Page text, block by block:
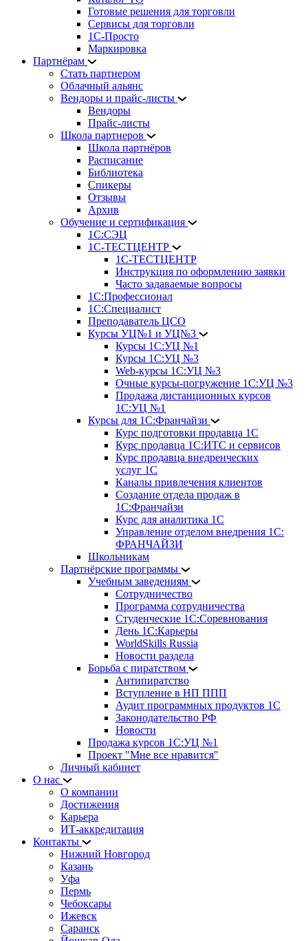
Готовые решения для торговли
Сервисы для торговли
1С-Просто
Маркировка
Партнёрам
Стать партнером
Облачный альянс
Вендоры и прайс-листы
Вендоры
Прайс-листы
Школа партнеров
Школа партнёров
Расписание
Библиотека
Спикеры
Отзывы
Архив
Обучение и сертификация
1С:СЭЦ
1С-ТЕСТЦЕНТР
1С-ТЕСТЦЕНТР
Инструкция по оформлению заявки
Часто задаваемые вопросы
1С:Профессионал
1С:Специалист
Преподаватель ЦСО
Курсы УЦ№1 и УЦ№3
Курсы 1С:УЦ №1
Курсы 1С:УЦ №3
Web-курсы 1С:УЦ №3
Очные курсы-погружение 1С:УЦ №3
Продажа дистанционных курсов
1С:УЦ №1
Курсы для 1С:Франчайзи
Курс подготовки продавца 1С
Курс продавца 1С:ИТС и сервисов
Курс продавца внедренческих
услуг 1С
Каналы привлечения клиентов
Создание отдела продаж в
1С:Франчайзи
Курс для аналитика 1С
Управление отделом внедрения 1С:
ФРАНЧАЙЗИ
Школьникам
Партнёрские программы
Учебным заведениям
Сотрудничество
Программа сотрудничества
Студенческие 1С:Соревнования
День 1С:Карьеры
WorldSkills Russia
Новости раздела
Борьба с пиратством
Антипиратство
Вступление в НП ППП
Аудит программных продуктов 1С
Законодательство РФ
Новости
Продажа курсов 1С:УЦ №1
Проект "Мне все нравится"
Личный кабинет
О нас
О компании
Достижения
Карьера
ИТ-аккредитация
Контакты
Нижний Новгород
Казань
Уфа
Пермь
Чебоксары
Ижевск
Саранск